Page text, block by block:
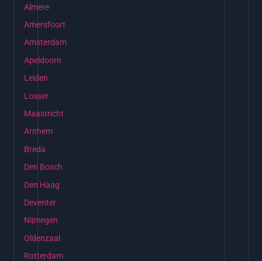
Almere
Amersfoort
Amsterdam
Apeldoorn
Leiden
Losser
Maastricht
Arnhem
Breda
Den Bosch
Den Haag
Deventer
Nijmegen
Oldenzaal
Rotterdam